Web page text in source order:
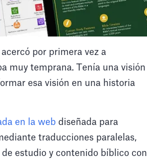
por primera vez a
muy temprana. Tenía una visión
esa visión en una historia
en la web diseñada para
traducciones paralelas,
estudio y contenido bíblico con